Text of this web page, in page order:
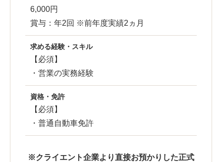
6,000円
賞与：年2回 ※前年度実績2ヵ月
求める経験・スキル
【必須】
・営業の実務経験
資格・免許
【必須】
・普通自動車免許
※クライエント企業より直接お預かりした正式